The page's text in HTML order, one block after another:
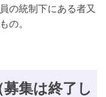
の統制下にある者又
の。
集は終了し